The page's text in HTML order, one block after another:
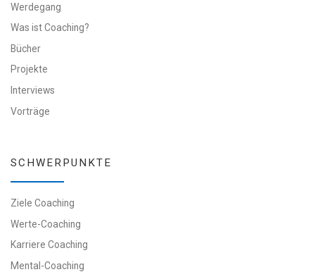
Werdegang
Was ist Coaching?
Bücher
Projekte
Interviews
Vorträge
SCHWERPUNKTE
Ziele Coaching
Werte-Coaching
Karriere Coaching
Mental-Coaching